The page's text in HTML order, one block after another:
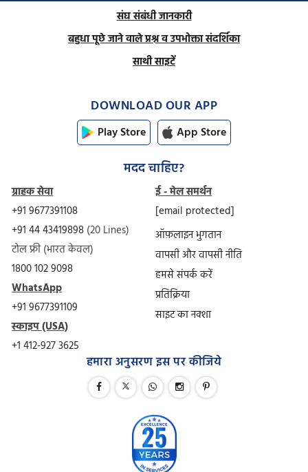
संघ संबंधी जानकारी
बहुधा पूछे जाने वाले प्रश्न व उपभोक्ता संदर्शिका
साथी साइटें
DOWNLOAD OUR APP
Play Store App Store
मदद चाहिए?
ग्राहक सेवा
+91 9677391108
+91 44 43419898 (20 Lines)
टोल फ्री (भारत केवल)
1800 102 9098
WhatsApp
+91 9677391109
स्काइप (USA)
+1 412-927 3625
ई - मेल समर्थन
[email protected]
ऑफ़लाइन भुगतान
वापसी और वापसी नीति
हमसे संपर्क करें
प्रतिक्रिया
साइट का नक्शा
हमारा अनुसरण इस पर कीजिये